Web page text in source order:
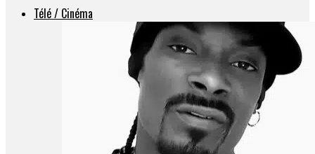
Télé / Cinéma